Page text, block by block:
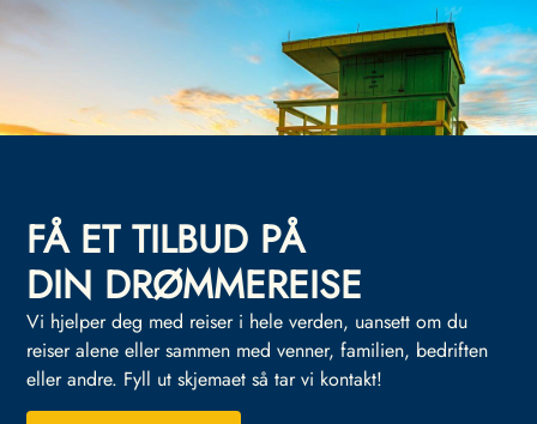
FÅ ET TILBUD PÅ
DIN DRØMMEREISE
Vi hjelper deg med reiser i hele verden, uansett om du
reiser alene eller sammen med venner, familien, bedriften
eller andre. Fyll ut skjemaet så tar vi kontakt!